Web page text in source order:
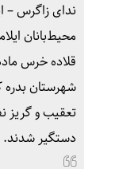
ندای زاگرس –
محیط‌بانان
قلاده خرس
تعقیب و گریز
دستگیر شدند.